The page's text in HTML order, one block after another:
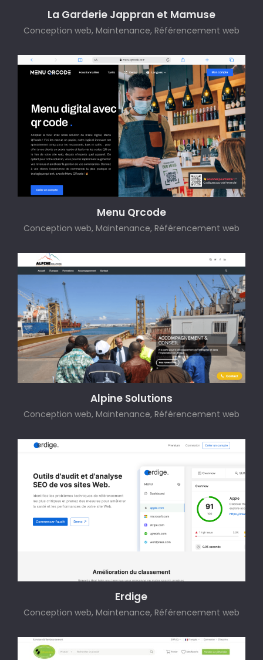
La Garderie Jappran et Mamuse
Conception web, Maintenance, Référencement web
Menu Qrcode
Conception web, Maintenance, Référencement web
Alpine Solutions
Conception web, Maintenance, Référencement web
Erdige
Conception web, Maintenance, Référencement web